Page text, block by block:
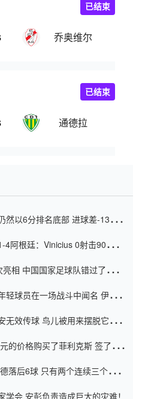
乔奥维尔
已结束
通德拉
已结束
以6分排名底部 进球差-13令人
阿根廷：Vinicius 0射击90分钟
相 中国国家足球队错过了世界
球员在一场战斗中闻名 伊万放
无效传球 鸟儿被用来摆脱它
的价格购买了菲利克斯 签了7年
落后6球 只有两个连续三个连续
会 安彭负责造成巨大的灾难！